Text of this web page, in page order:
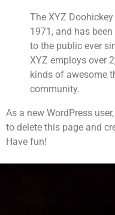
The XYZ
1971, and has
to the public ever
XYZ employs over
kinds of awesome
community.
As a new WordPress
to delete this page and
Have fun!